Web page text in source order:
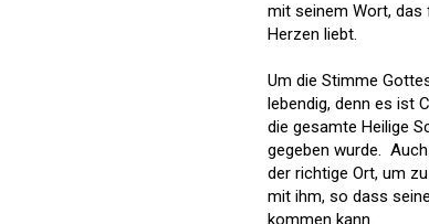
mit seinem Wort,
Herzen liebt.
Um die Stimme
lebendig, denn es ist
die gesamte Heilige
gegeben wurde.
der richtige Ort, um
mit ihm, so dass
kommen kann.